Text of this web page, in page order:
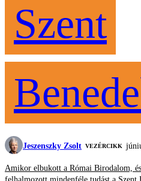
Szent
Jeszenszky Zsolt VEZÉRCIKK
Amikor elbukott a Római Birodalom,